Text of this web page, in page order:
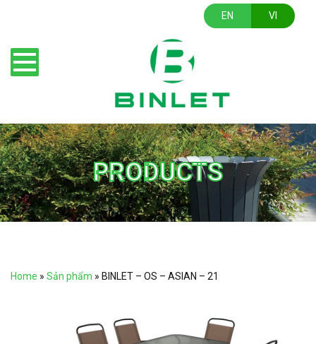
EN VI
PRODUCTS
Home » Sản phẩm » BINLET – OS – ASIAN – 21